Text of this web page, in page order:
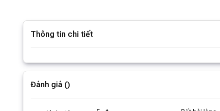
Thông tin chi tiết
Đánh giá ()